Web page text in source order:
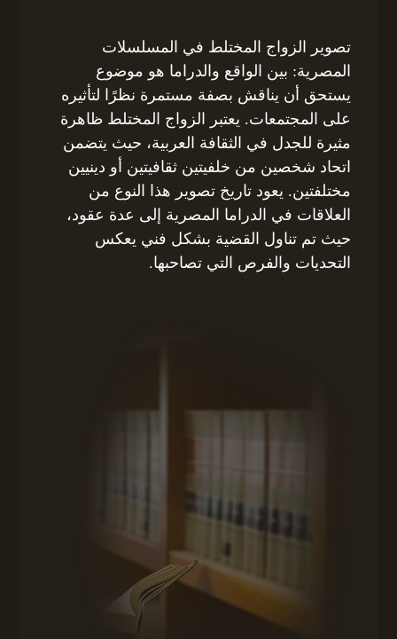
تصوير الزواج المختلط في المسلسلات
المصرية: بين الواقع والدراما هو موضوع
يستحق أن يناقش بصفة مستمرة نظرًا لتأثيره
على المجتمعات. يعتبر الزواج المختلط ظاهرة
مثيرة للجدل في الثقافة العربية، حيث يتضمن
اتحاد شخصين من خلفيتين ثقافيتين أو دينيين
مختلفتين. يعود تاريخ تصوير هذا النوع من
العلاقات في الدراما المصرية إلى عدة عقود،
حيث تم تناول القضية بشكل فني يعكس
التحديات والفرص التي تصاحبها.